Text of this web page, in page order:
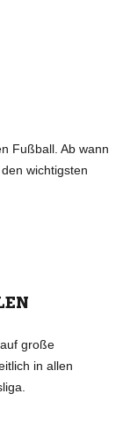
Fußball. Ab wann
wichtigsten
große
in allen